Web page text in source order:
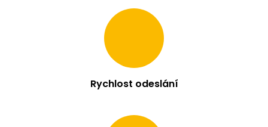
l
í
p
r
k
Rychlost odeslání